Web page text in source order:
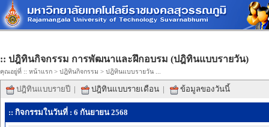
:: ปฎิทินกิจกรรม การพัฒนาและฝึกอบรม (ปฎิทินแบบรายวัน)
คุณอยู่ที่ :: หน้าแรก > ปฎิทินกิจกรรม > ปฎิทินแบบรายวัน ...
ปฎิทินแบบรายปี | ปฎิทินแบบรายเดือน | ข้อมูลของวันนี้
:: กิจกรรมในวันที่ : 6 กันยายน 2568